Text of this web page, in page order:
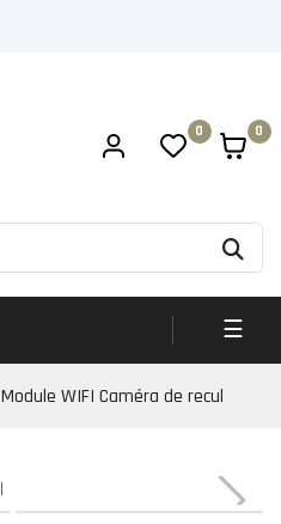
0 0
☰
Module WIFI Caméra de recul